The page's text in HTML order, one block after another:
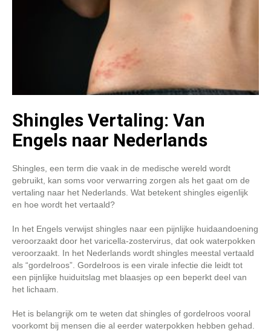
Shingles Vertaling: Van
Engels naar Nederlands
Shingles, een term die vaak in de medische wereld wordt
gebruikt, kan soms voor verwarring zorgen als het gaat om de
vertaling naar het Nederlands. Wat betekent shingles eigenlijk
en hoe wordt het vertaald?
In het Engels verwijst shingles naar een pijnlijke huidaandoening
veroorzaakt door het varicella-zostervirus, dat ook waterpokken
veroorzaakt. In het Nederlands wordt shingles meestal vertaald
als “gordelroos”. Gordelroos is een virale infectie die leidt tot
een pijnlijke huiduitslag met blaasjes op een beperkt deel van
het lichaam.
Het is belangrijk om te weten dat shingles of gordelroos vooral
voorkomt bij mensen die al eerder waterpokken hebben gehad.